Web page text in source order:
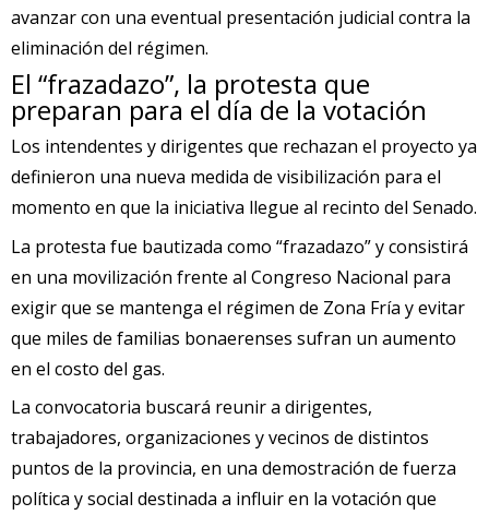
avanzar con una eventual presentación judicial contra la
eliminación del régimen.
El “frazadazo”, la protesta que
preparan para el día de la votación
Los intendentes y dirigentes que rechazan el proyecto ya
definieron una nueva medida de visibilización para el
momento en que la iniciativa llegue al recinto del Senado.
La protesta fue bautizada como “frazadazo” y consistirá
en una movilización frente al Congreso Nacional para
exigir que se mantenga el régimen de Zona Fría y evitar
que miles de familias bonaerenses sufran un aumento
en el costo del gas.
La convocatoria buscará reunir a dirigentes,
trabajadores, organizaciones y vecinos de distintos
puntos de la provincia, en una demostración de fuerza
política y social destinada a influir en la votación que